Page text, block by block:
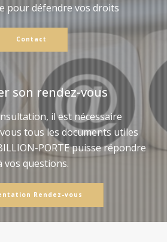
pour défendre vos droits
Contact
son rendez-vous
il est nécessaire
tous les documents utiles
PORTE puisse répondre
vos questions.
Rendez-vous